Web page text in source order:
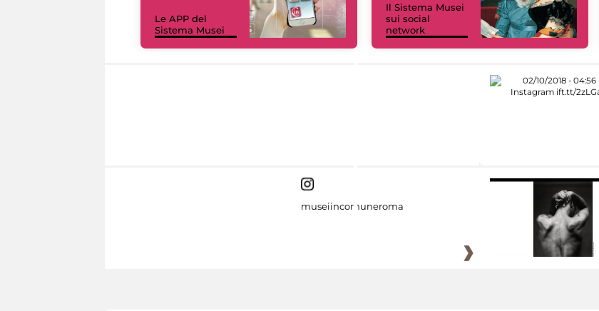
Le APP del
Sistema Musei
Il Sistema Musei
sui social
network
museiincomuneroma